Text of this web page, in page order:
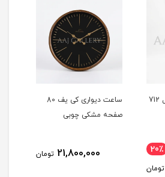
ساعت دیواری مستطیل 712
20٪
تومان
ساعت دیواری کی یف 80
صفحه مشکی چوبی
21,800,000 تومان